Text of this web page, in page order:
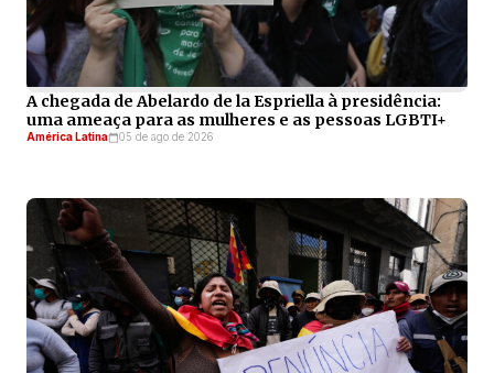
A chegada de Abelardo de la Espriella à presidência:
uma ameaça para as mulheres e as pessoas LGBTI+
América Latina 05 de ago de 2026